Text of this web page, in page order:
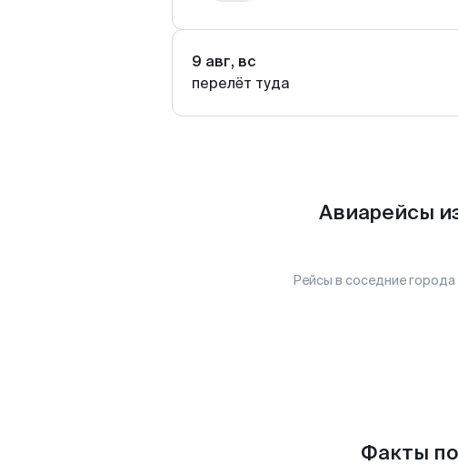
9 авг, вс
перелёт туда
Авиарейсы
Рейсы в соседние города
Факты по